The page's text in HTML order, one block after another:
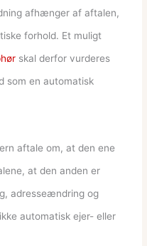
afhænger af aftalen,
forhold. Et muligt
skal derfor vurderes
som en automatisk
aftale om, at den ene
at den anden er
adresseændring og
automatisk ejer- eller